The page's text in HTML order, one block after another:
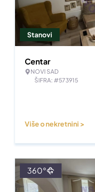
Stanovi
Centar
NOVI SAD
ŠIFRA: #573915
Više o nekretnini >
360°